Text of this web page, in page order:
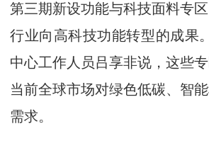
第三期新设功能与科技面料专
行业向高科技功能转型的成果
中心工作人员吕享非说，这些
当前全球市场对绿色低碳、智
需求。